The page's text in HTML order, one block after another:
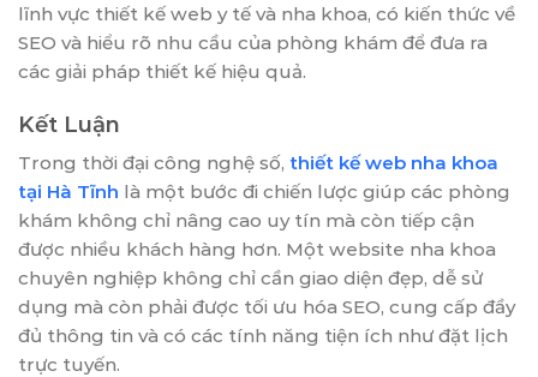
lĩnh vực thiết kế web y tế và nha khoa, có kiến thức về
SEO và hiểu rõ nhu cầu của phòng khám để đưa ra
các giải pháp thiết kế hiệu quả.
Kết Luận
Trong thời đại công nghệ số, thiết kế web nha khoa
tại Hà Tĩnh là một bước đi chiến lược giúp các phòng
khám không chỉ nâng cao uy tín mà còn tiếp cận
được nhiều khách hàng hơn. Một website nha khoa
chuyên nghiệp không chỉ cần giao diện đẹp, dễ sử
dụng mà còn phải được tối ưu hóa SEO, cung cấp đầy
đủ thông tin và có các tính năng tiện ích như đặt lịch
trực tuyến.